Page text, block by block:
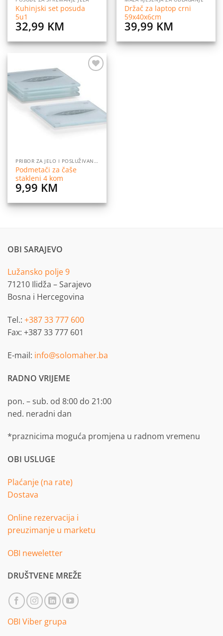
Kuhinjski set posuda
5u1
32,99 KM
Držač za laptop crni
59x40x6cm
39,99 KM
želja
PRIBOR ZA JELO I POSLUŽIVANJE
Podmetači za čaše
stakleni 4 kom
9,99 KM
OBI SARAJEVO
Lužansko polje 9
71210 Ilidža – Sarajevo
Bosna i Hercegovina
Tel.: +387 33 777 600
Fax: +387 33 777 601
E-mail: info@solomaher.ba
RADNO VRIJEME
pon. – sub. od 8:00 do 21:00
ned. neradni dan
*praznicima moguća promjena u radnom vremenu
OBI USLUGE
Plaćanje (na rate)
Dostava
Online rezervacija i
preuzimanje u marketu
OBI neweletter
DRUŠTVENE MREŽE
OBI Viber grupa